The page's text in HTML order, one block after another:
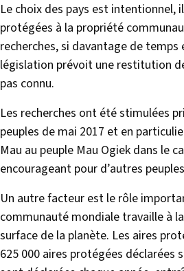
Le choix des pays est intentionnel,
protégées à la propriété
recherches, si davantage de
législation prévoit une restitution
pas connu.
Les recherches ont été stimulées
peuples de mai 2017 et en
Mau au peuple Mau Ogiek dans le
encourageant pour d’autres
Un autre facteur est le rôle
communauté mondiale travaille à
surface de la planète. Les aires
625 000 aires protégées